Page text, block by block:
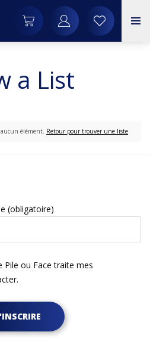
a List
élément. Retour pour trouver une liste
(obligatoire)
Pile ou Face traite mes